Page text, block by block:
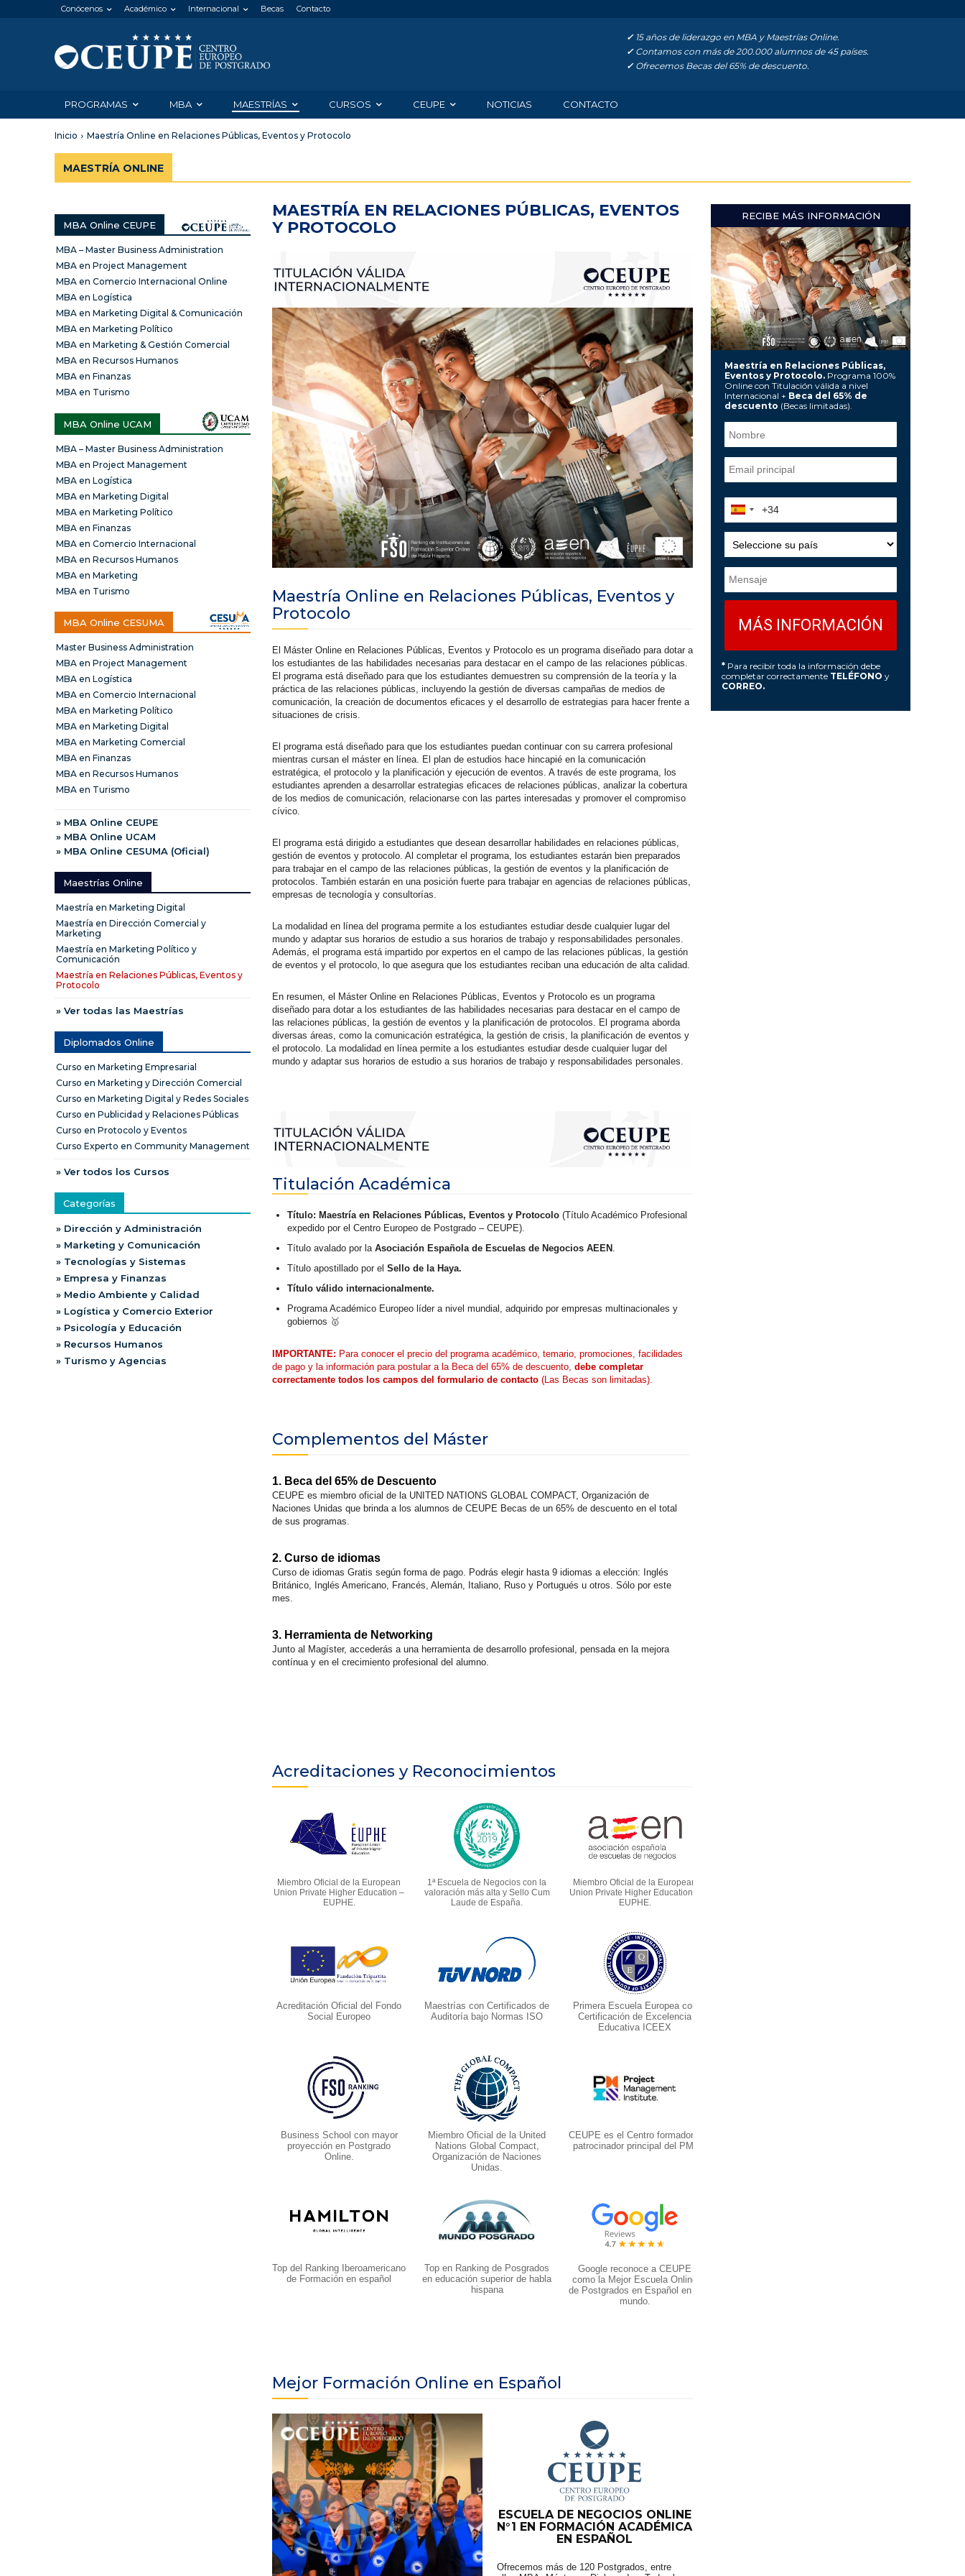
Conócenos Académico Internacional Becas Contacto
✓15 años de liderazgo en MBA y Maestrías Online.
✓Contamos con más de 200.000 alumnos de 45 países.
✓Ofrecemos Becas del 65% de descuento.
PROGRAMAS MBA MAESTRÍAS CURSOS CEUPE NOTICIAS CONTACTO
Inicio Maestría Online en Relaciones Públicas, Eventos y Protocolo
MAESTRÍA ONLINE
MBA Online CEUPE
MBA – Master Business Administration
MBA en Project Management
MBA en Comercio Internacional Online
MBA en Logística
MBA en Marketing Digital & Comunicación
MBA en Marketing Político
MBA en Marketing & Gestión Comercial
MBA en Recursos Humanos
MBA en Finanzas
MBA en Turismo
MBA Online UCAM
MBA – Master Business Administration
MBA en Project Management
MBA en Logística
MBA en Marketing Digital
MBA en Marketing Político
MBA en Finanzas
MBA en Comercio Internacional
MBA en Recursos Humanos
MBA en Marketing
MBA en Turismo
MBA Online CESUMA
Master Business Administration
MBA en Project Management
MBA en Logística
MBA en Comercio Internacional
MBA en Marketing Político
MBA en Marketing Digital
MBA en Marketing Comercial
MBA en Finanzas
MBA en Recursos Humanos
MBA en Turismo
» MBA Online CEUPE
» MBA Online UCAM
» MBA Online CESUMA (Oficial)
Maestrías Online
Maestría en Marketing Digital
Maestría en Dirección Comercial y
Marketing
Maestría en Marketing Político y
Comunicación
Maestría en Relaciones Públicas, Eventos y
Protocolo
» Ver todas las Maestrías
Diplomados Online
Curso en Marketing Empresarial
Curso en Marketing y Dirección Comercial
Curso en Marketing Digital y Redes Sociales
Curso en Publicidad y Relaciones Públicas
Curso en Protocolo y Eventos
Curso Experto en Community Management
» Ver todos los Cursos
Categorías
» Dirección y Administración
» Marketing y Comunicación
» Tecnologías y Sistemas
» Empresa y Finanzas
» Medio Ambiente y Calidad
» Logística y Comercio Exterior
» Psicología y Educación
» Recursos Humanos
» Turismo y Agencias
MAESTRÍA EN RELACIONES PÚBLICAS, EVENTOS
Y PROTOCOLO
Maestría Online en Relaciones Públicas, Eventos y
Protocolo
El Máster Online en Relaciones Públicas, Eventos y Protocolo es un programa diseñado para dotar a
los estudiantes de las habilidades necesarias para destacar en el campo de las relaciones públicas.
El programa está diseñado para que los estudiantes demuestren su comprensión de la teoría y la
práctica de las relaciones públicas, incluyendo la gestión de diversas campañas de medios de
comunicación, la creación de documentos eficaces y el desarrollo de estrategias para hacer frente a
situaciones de crisis.
El programa está diseñado para que los estudiantes puedan continuar con su carrera profesional
mientras cursan el máster en línea. El plan de estudios hace hincapié en la comunicación
estratégica, el protocolo y la planificación y ejecución de eventos. A través de este programa, los
estudiantes aprenden a desarrollar estrategias eficaces de relaciones públicas, analizar la cobertura
de los medios de comunicación, relacionarse con las partes interesadas y promover el compromiso
cívico.
El programa está dirigido a estudiantes que desean desarrollar habilidades en relaciones públicas,
gestión de eventos y protocolo. Al completar el programa, los estudiantes estarán bien preparados
para trabajar en el campo de las relaciones públicas, la gestión de eventos y la planificación de
protocolos. También estarán en una posición fuerte para trabajar en agencias de relaciones públicas,
empresas de tecnología y consultorías.
La modalidad en línea del programa permite a los estudiantes estudiar desde cualquier lugar del
mundo y adaptar sus horarios de estudio a sus horarios de trabajo y responsabilidades personales.
Además, el programa está impartido por expertos en el campo de las relaciones públicas, la gestión
de eventos y el protocolo, lo que asegura que los estudiantes reciban una educación de alta calidad.
En resumen, el Máster Online en Relaciones Públicas, Eventos y Protocolo es un programa
diseñado para dotar a los estudiantes de las habilidades necesarias para destacar en el campo de
las relaciones públicas, la gestión de eventos y la planificación de protocolos. El programa aborda
diversas áreas, como la comunicación estratégica, la gestión de crisis, la planificación de eventos y
el protocolo. La modalidad en línea permite a los estudiantes estudiar desde cualquier lugar del
mundo y adaptar sus horarios de estudio a sus horarios de trabajo y responsabilidades personales.
Titulación Académica
Título: Maestría en Relaciones Públicas, Eventos y Protocolo (Título Académico Profesional
expedido por el Centro Europeo de Postgrado – CEUPE).
Título avalado por la Asociación Española de Escuelas de Negocios AEEN .
Título apostillado por el Sello de la Haya.
Título válido internacionalmente.
Programa Académico Europeo líder a nivel mundial, adquirido por empresas multinacionales y
gobiernos 🥇
IMPORTANTE: Para conocer el precio del programa académico, temario, promociones, facilidades
de pago y la información para postular a la Beca del 65% de descuento, debe completar
correctamente todos los campos del formulario de contacto (Las Becas son limitadas).
Complementos del Máster
1. Beca del 65% de Descuento
CEUPE es miembro oficial de la UNITED NATIONS GLOBAL COMPACT, Organización de
Naciones Unidas que brinda a los alumnos de CEUPE Becas de un 65% de descuento en el total
de sus programas.
2. Curso de idiomas
Curso de idiomas Gratis según forma de pago. Podrás elegir hasta 9 idiomas a elección: Inglés
Británico, Inglés Americano, Francés, Alemán, Italiano, Ruso y Portugués u otros. Sólo por este
mes.
3. Herramienta de Networking
Junto al Magíster, accederás a una herramienta de desarrollo profesional, pensada en la mejora
contínua y en el crecimiento profesional del alumno.
Acreditaciones y Reconocimientos
Miembro Oficial de la European
Union Private Higher Education –
EUPHE.
1ª Escuela de Negocios con la
valoración más alta y Sello Cum
Laude de España.
Miembro Oficial de la European
Union Private Higher Education –
EUPHE.
Acreditación Oficial del Fondo
Social Europeo
Maestrías con Certificados de
Auditoría bajo Normas ISO
Primera Escuela Europea con
Certificación de Excelencia
Educativa ICEEX
Business School con mayor
proyección en Postgrado
Online.
Miembro Oficial de la United
Nations Global Compact,
Organización de Naciones
Unidas.
CEUPE es el Centro formador y
patrocinador principal del PMI
Top del Ranking Iberoamericano
de Formación en español
Top en Ranking de Posgrados
en educación superior de habla
hispana
Google reconoce a CEUPE
como la Mejor Escuela Online
de Postgrados en Español en el
mundo.
Mejor Formación Online en Español
ESCUELA DE NEGOCIOS ONLINE
N°1 EN FORMACIÓN ACADÉMICA
EN ESPAÑOL
Ofrecemos más de 120 Postgrados, entre
RECIBE MÁS INFORMACIÓN
Maestría en Relaciones Públicas,
Eventos y Protocolo. Programa 100%
Online con Titulación válida a nivel
Internacional + Beca del 65% de
descuento (Becas limitadas).
* Para recibir toda la información debe
completar correctamente TELÉFONO y
CORREO.